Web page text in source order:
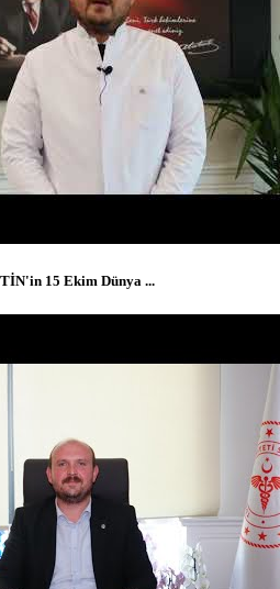
15 Ekim Dünya ...